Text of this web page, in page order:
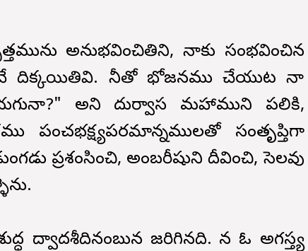
అనుభవించితిని, నాకు సంభవించిన
నివే దిక్కయితివి. నీతో భోజనము చేయుట నా
అని దుర్వాస మహాముని పలికి,
పంచభక్ష్యపరమాన్నములతో సంతృప్తిగా
ప్రశంసించి, అంబరీషుని దీవించి, సెలవు
ద్వాదశీదినంబున జరిగినది. కాన ఓ అగస్త్య